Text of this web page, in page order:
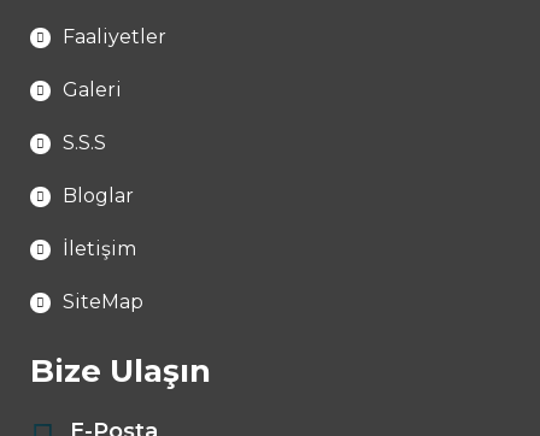
Faaliyetler
Galeri
S.S.S
Bloglar
İletişim
SiteMap
Bize Ulaşın